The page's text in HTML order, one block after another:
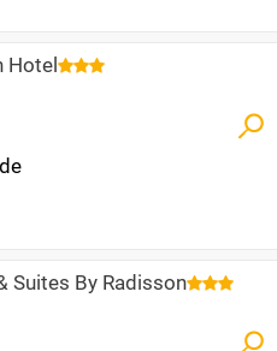
Hotel
Suites By Radisson